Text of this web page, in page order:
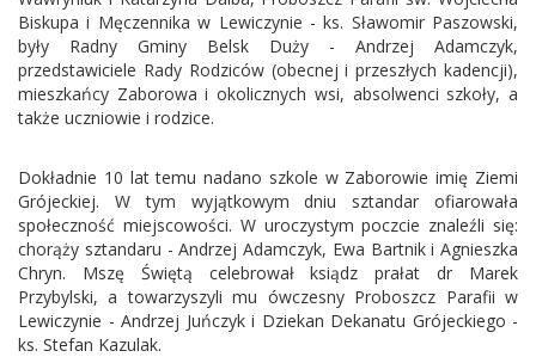
Biskupa i Męczennika w Lewiczynie - ks. Sławomir Paszowski,
były Radny Gminy Belsk Duży - Andrzej Adamczyk,
przedstawiciele Rady Rodziców (obecnej i przeszłych kadencji),
mieszkańcy Zaborowa i okolicznych wsi, absolwenci szkoły, a
także uczniowie i rodzice.
Dokładnie 10 lat temu nadano szkole w Zaborowie imię Ziemi
Grójeckiej. W tym wyjątkowym dniu sztandar ofiarowała
społeczność miejscowości. W uroczystym poczcie znaleźli się:
chorąży sztandaru - Andrzej Adamczyk, Ewa Bartnik i Agnieszka
Chryn. Mszę Świętą celebrował ksiądz prałat dr Marek
Przybylski, a towarzyszyli mu ówczesny Proboszcz Parafii w
Lewiczynie - Andrzej Juńczyk i Dziekan Dekanatu Grójeckiego -
ks. Stefan Kazulak.